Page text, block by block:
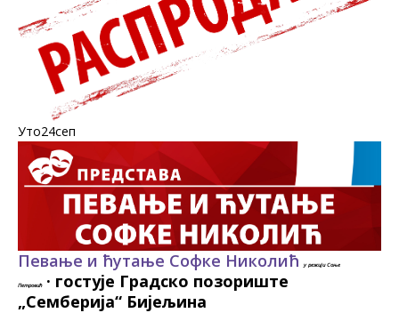
Уто24сеп
Певање и ћутање Софке Николић у режији Соње
Петровић· гостује Градско позориште
„Семберија“ Бијељина